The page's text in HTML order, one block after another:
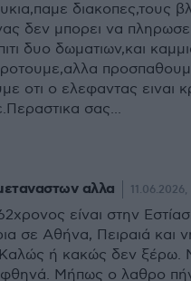
διακοπες,τους
δεν μπορει να
δυο δωματιων,και
οτι ο ελεφαντας ειναι
σας...
αλλα 11.06.2026,
είναι στην
σε Αθήνα, Πειραιά και
ή κακώς δεν ξέρω.
φθηνά. Μήπως ο λαθρο